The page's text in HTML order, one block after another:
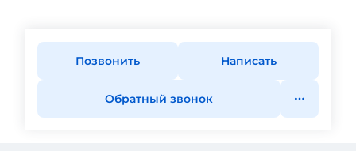
Позвонить Написать
Обратный звонок